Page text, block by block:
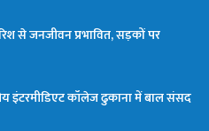
से जनजीवन प्रभावित, सड़कों पर
इंटरमीडिएट कॉलेज ढुकाना में बाल संसद